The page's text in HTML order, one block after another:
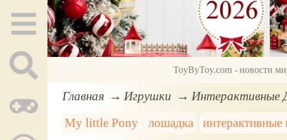
ToyByToy.com - новости
Главная Игрушки
Интерактивные
My little Pony
лошадка